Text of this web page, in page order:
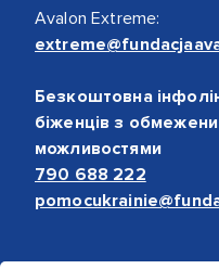
Avalon Extreme:
Безкоштовна
біженців з
можливостями
790 688 222